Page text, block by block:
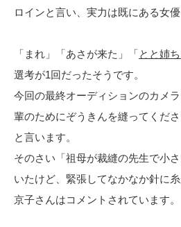
ロインと言い、実力は既にある女優
「まれ」「あさが来た」「とと姉
選考が1回だったそうです。
今回の最終オーディションのカメ
輩のためにぞうきんを縫ってくだ
と言います。
そのさい「祖母が裁縫の先生で小
いたけど、緊張してなかなか針に
京子さんはコメントされています。